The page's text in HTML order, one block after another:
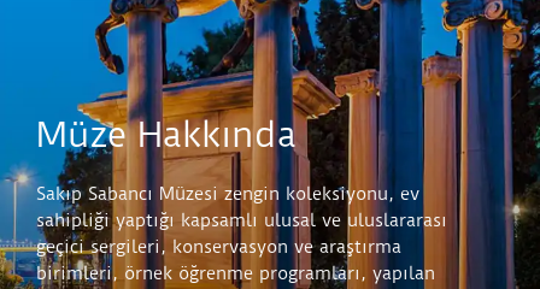
Müze Hakkında
Sakıp Sabancı Müzesi zengin koleksiyonu, ev
sahipliği yaptığı kapsamlı ulusal ve uluslararası
geçici sergileri, konservasyon ve araştırma
birimleri, örnek öğrenme programları, yapılan